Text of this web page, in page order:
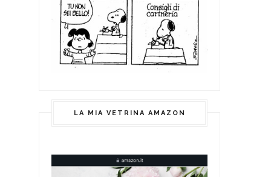
LA MIA VETRINA AMAZON